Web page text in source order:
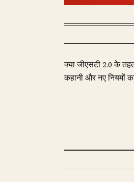
क्या जीएसटी 2.0 के
कहानी और नए नियमों